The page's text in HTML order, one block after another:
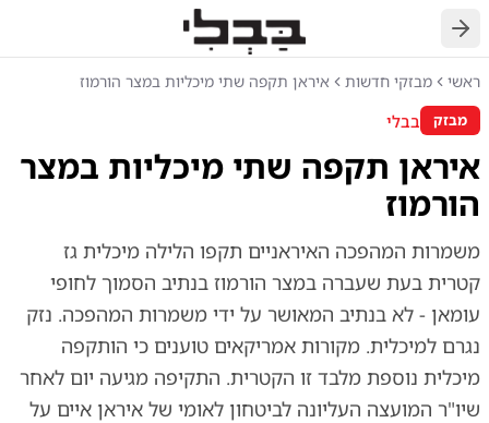
חזרה
ראשי מבזקי חדשות איראן תקפה שתי מיכליות במצר הורמוז
מבזק בבלי
איראן תקפה שתי מיכליות במצר
הורמוז
משמרות המהפכה האיראניים תקפו הלילה מיכלית גז
קטרית בעת שעברה במצר הורמוז בנתיב הסמוך לחופי
עומאן - לא בנתיב המאושר על ידי משמרות המהפכה. נזק
נגרם למיכלית. מקורות אמריקאים טוענים כי הותקפה
מיכלית נוספת מלבד זו הקטרית. התקיפה מגיעה יום לאחר
שיו"ר המועצה העליונה לביטחון לאומי של איראן איים על